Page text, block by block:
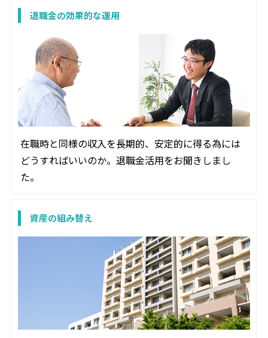
退職金の効果的な運用
在職時と同様の収入を長期的、安定的に得る為には
どうすればいいのか。退職金活用をお聞きしまし
た。
資産の組み替え